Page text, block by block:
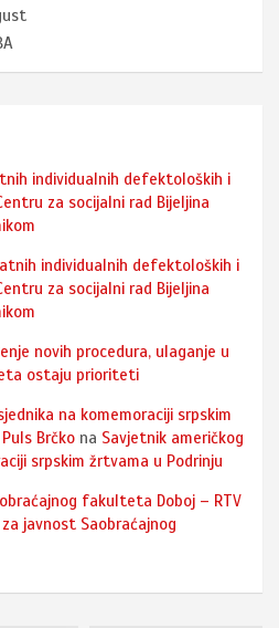
individualnih defektoloških i
za socijalni rad Bijeljina
individualnih defektoloških i
za socijalni rad Bijeljina
novih procedura, ulaganje u
ostaju prioriteti
na komemoraciji srpskim
Brčko na Savjetnik američkog
srpskim žrtvama u Podrinju
fakulteta Doboj – RTV
javnost Saobraćajnog